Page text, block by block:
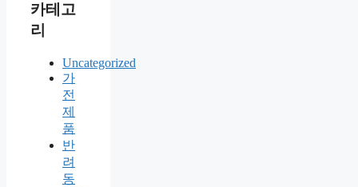
카테고
리
Uncategorized
가
전
제
품
반
려
동